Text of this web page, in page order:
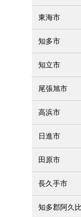
東海市
知多市
知立市
尾張旭市
高浜市
日進市
田原市
長久手市
知多郡阿久